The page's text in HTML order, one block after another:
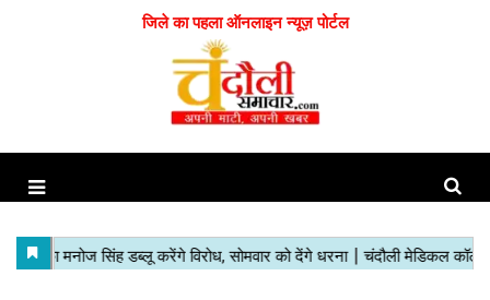
जिले का पहला ऑनलाइन न्यूज़ पोर्टल